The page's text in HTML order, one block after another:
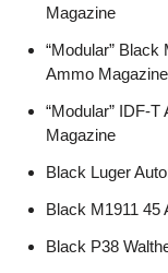
Magazine
“Modular”
Ammo
“Modular” IDF-
Magazine
Black Luger
Black M1911 45
Black P38